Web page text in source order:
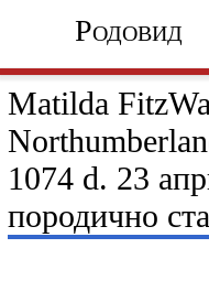
Родовид
Matilda
1074 d. 23
породично